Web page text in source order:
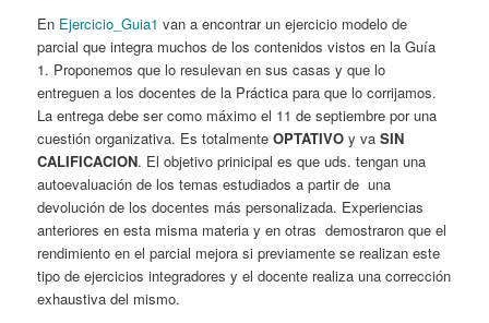
En Ejercicio_Guia1 van a encontrar un ejercicio modelo de
parcial que integra muchos de los contenidos vistos en la Guía
1. Proponemos que lo resulevan en sus casas y que lo
entreguen a los docentes de la Práctica para que lo corrijamos.
La entrega debe ser como máximo el 11 de septiembre por una
cuestión organizativa. Es totalmenteOPTATIVO y vaSIN
CALIFICACION. El objetivo prinicipal es que uds. tengan una
autoevaluación de los temas estudiados a partir de una
devolución de los docentes más personalizada. Experiencias
anteriores en esta misma materia y en otras demostraron que el
rendimiento en el parcial mejora si previamente se realizan este
tipo de ejercicios integradores y el docente realiza una corrección
exhaustiva del mismo.